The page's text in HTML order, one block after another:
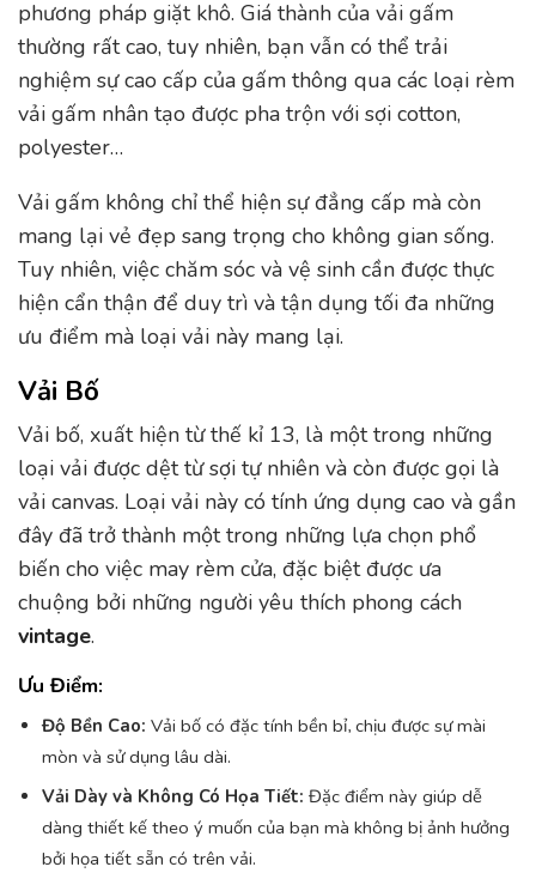
phương pháp giặt khô. Giá thành của vải gấm
thường rất cao, tuy nhiên, bạn vẫn có thể trải
nghiệm sự cao cấp của gấm thông qua các loại rèm
vải gấm nhân tạo được pha trộn với sợi cotton,
polyester…
Vải gấm không chỉ thể hiện sự đẳng cấp mà còn
mang lại vẻ đẹp sang trọng cho không gian sống.
Tuy nhiên, việc chăm sóc và vệ sinh cần được thực
hiện cẩn thận để duy trì và tận dụng tối đa những
ưu điểm mà loại vải này mang lại.
Vải Bố
Vải bố, xuất hiện từ thế kỉ 13, là một trong những
loại vải được dệt từ sợi tự nhiên và còn được gọi là
vải canvas. Loại vải này có tính ứng dụng cao và gần
đây đã trở thành một trong những lựa chọn phổ
biến cho việc may rèm cửa, đặc biệt được ưa
chuộng bởi những người yêu thích phong cách
vintage.
Ưu Điểm:
Độ Bền Cao: Vải bố có đặc tính bền bỉ, chịu được sự mài
mòn và sử dụng lâu dài.
Vải Dày và Không Có Họa Tiết: Đặc điểm này giúp dễ
dàng thiết kế theo ý muốn của bạn mà không bị ảnh hưởng
bởi họa tiết sẵn có trên vải.